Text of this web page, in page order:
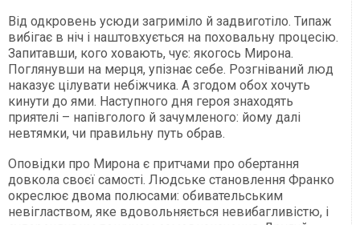
Від одкровень усюди загриміло й задвиготіло. Типаж
вибігає в ніч і наштовхується на поховальну процесію.
Запитавши, кого ховають, чує: якогось Мирона.
Поглянувши на мерця, упізнає себе. Розгніваний люд
наказує цілувати небіжчика. А згодом обох хочуть
кинути до ями. Наступного дня героя знаходять
приятелі – напівголого й зачумленого: йому далі
невтямки, чи правильну путь обрав.
Оповідки про Мирона є притчами про обертання
довкола своєї самості. Людське становлення Франко
окреслює двома полюсами: обивательським
невіглаством, яке вдовольняється невибагливістю, і